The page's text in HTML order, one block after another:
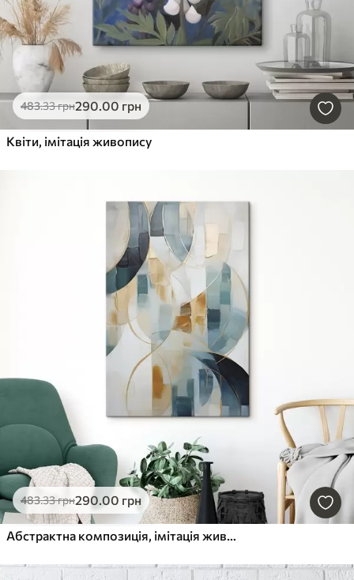
483.33грн290.00 грн
Квіти, імітація живопису
483.33грн290.00 грн
Абстрактна композиція, імітація живопису